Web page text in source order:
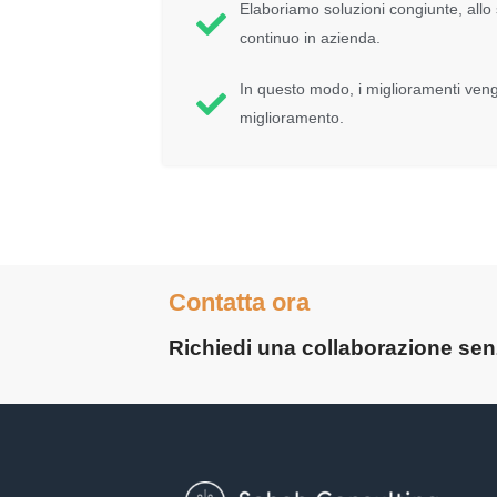
Elaboriamo soluzioni congiunte,
continuo in azienda.
In questo modo, i miglioramenti
miglioramento.
Contatta ora
Richiedi una collaborazione